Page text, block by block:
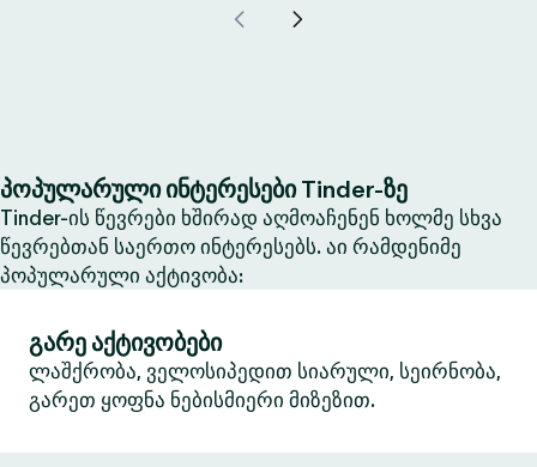
პოპულარული ინტერესები Tinder-ზე
Tinder-ის წევრები ხშირად აღმოაჩენენ ხოლმე სხვა
წევრებთან საერთო ინტერესებს. აი რამდენიმე
პოპულარული აქტივობა:
გარე აქტივობები
ლაშქრობა, ველოსიპედით სიარული, სეირნობა,
გარეთ ყოფნა ნებისმიერი მიზეზით.